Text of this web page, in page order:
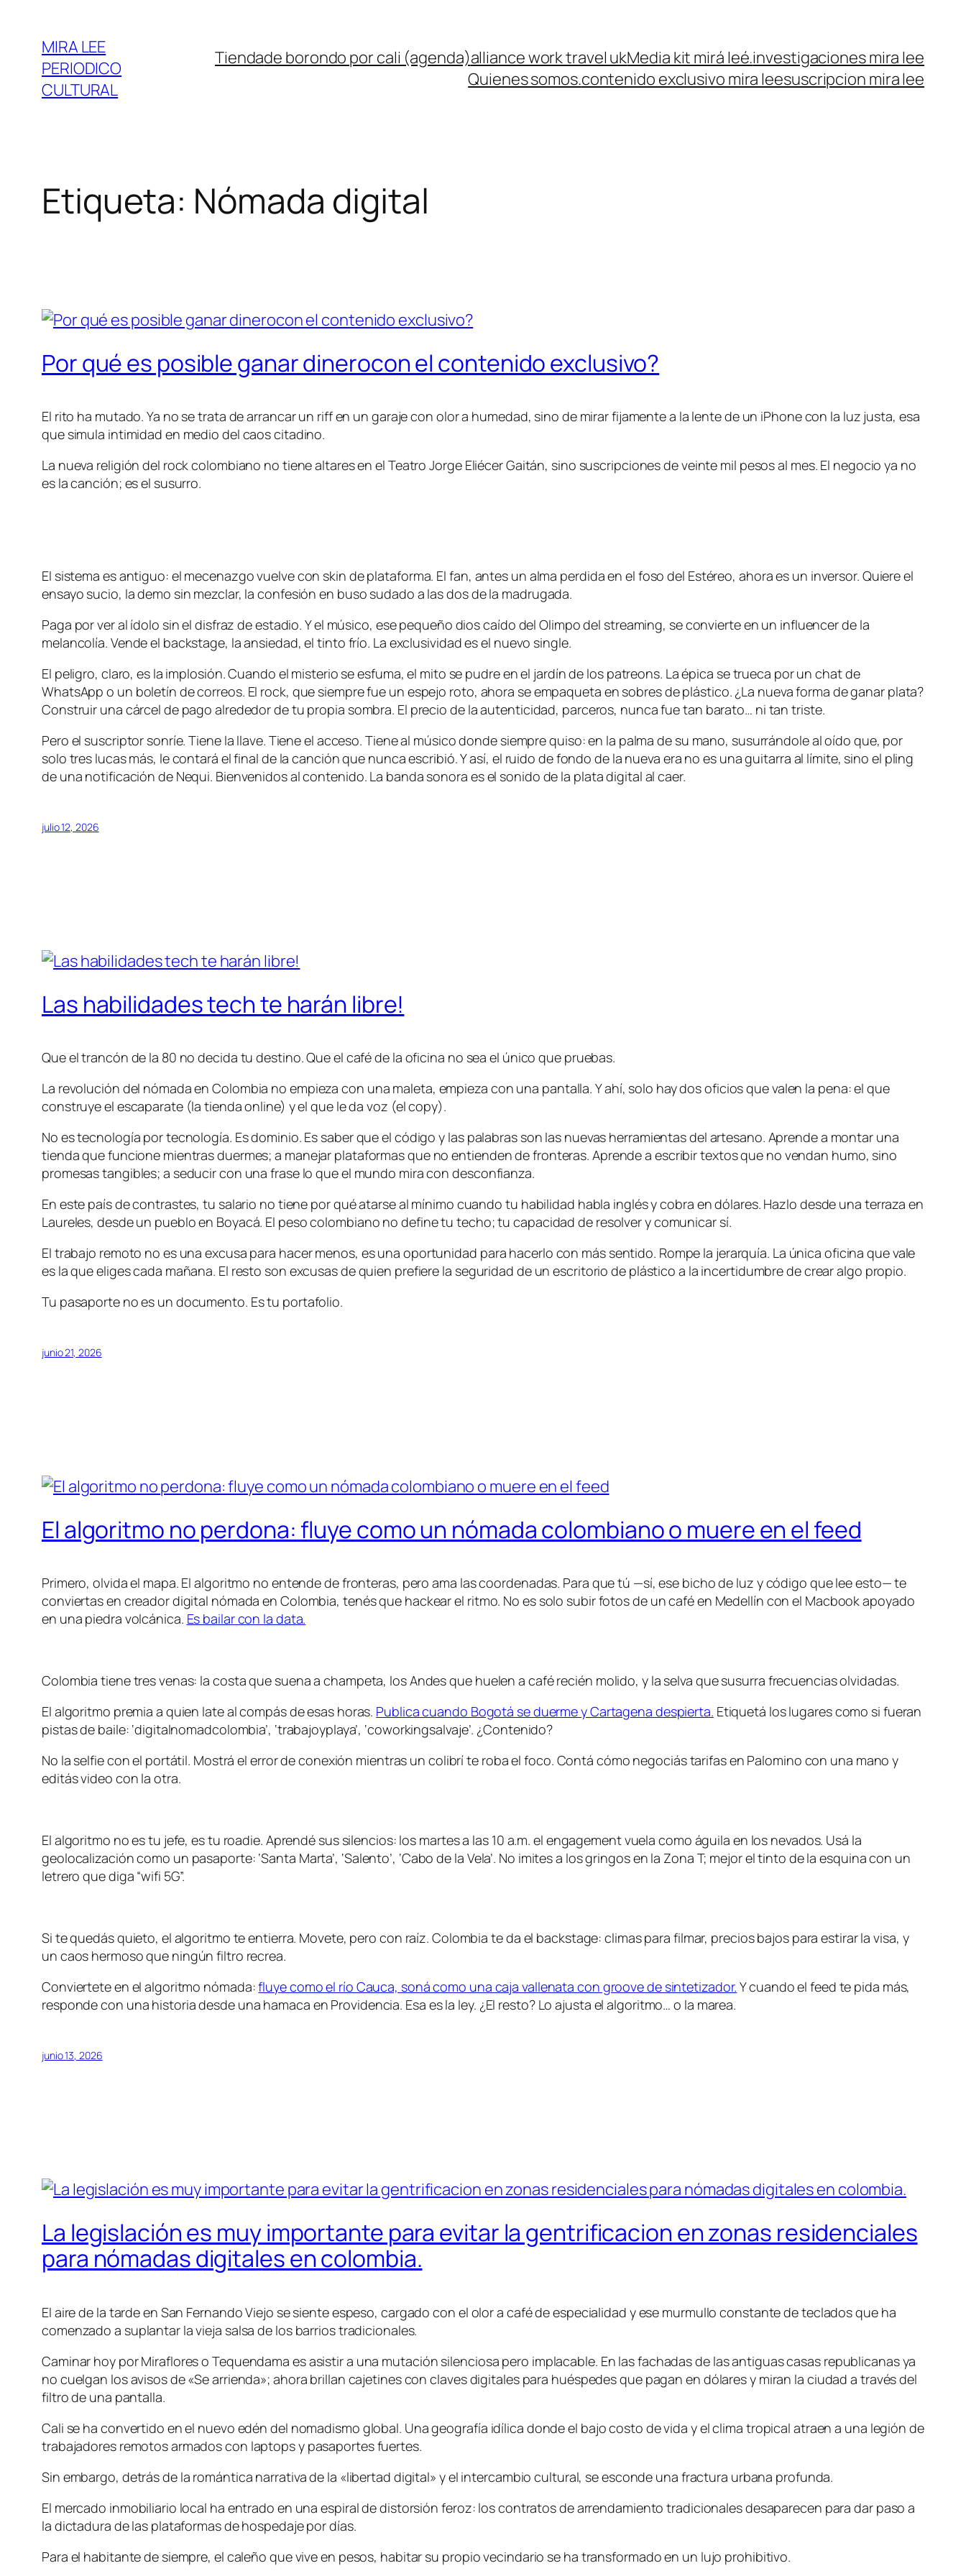
contenido
MIRA LEE
PERIODICO
CULTURAL
Tiendade borondo por cali (agenda)alliance work travel ukMedia kit mirá leé.investigaciones mira lee
Quienes somos.contenido exclusivo mira leesuscripcion mira lee
Etiqueta: Nómada digital
Por qué es posible ganar dinerocon el contenido exclusivo?
El rito ha mutado. Ya no se trata de arrancar un riff en un garaje con olor a humedad, sino de mirar fijamente a la lente de un iPhone con la luz justa, esa
que simula intimidad en medio del caos citadino.
La nueva religión del rock colombiano no tiene altares en el Teatro Jorge Eliécer Gaitán, sino suscripciones de veinte mil pesos al mes. El negocio ya no
es la canción; es el susurro.
El sistema es antiguo: el mecenazgo vuelve con skin de plataforma. El fan, antes un alma perdida en el foso del Estéreo, ahora es un inversor. Quiere el
ensayo sucio, la demo sin mezclar, la confesión en buso sudado a las dos de la madrugada.
Paga por ver al ídolo sin el disfraz de estadio. Y el músico, ese pequeño dios caído del Olimpo del streaming, se convierte en un influencer de la
melancolía. Vende el backstage, la ansiedad, el tinto frío. La exclusividad es el nuevo single.
El peligro, claro, es la implosión. Cuando el misterio se esfuma, el mito se pudre en el jardín de los patreons. La épica se trueca por un chat de
WhatsApp o un boletín de correos. El rock, que siempre fue un espejo roto, ahora se empaqueta en sobres de plástico. ¿La nueva forma de ganar plata?
Construir una cárcel de pago alrededor de tu propia sombra. El precio de la autenticidad, parceros, nunca fue tan barato… ni tan triste.
Pero el suscriptor sonríe. Tiene la llave. Tiene el acceso. Tiene al músico donde siempre quiso: en la palma de su mano, susurrándole al oído que, por
solo tres lucas más, le contará el final de la canción que nunca escribió. Y así, el ruido de fondo de la nueva era no es una guitarra al límite, sino el pling
de una notificación de Nequi. Bienvenidos al contenido. La banda sonora es el sonido de la plata digital al caer.
julio 12, 2026
Las habilidades tech te harán libre!
Que el trancón de la 80 no decida tu destino. Que el café de la oficina no sea el único que pruebas.
La revolución del nómada en Colombia no empieza con una maleta, empieza con una pantalla. Y ahí, solo hay dos oficios que valen la pena: el que
construye el escaparate (la tienda online) y el que le da voz (el copy).
No es tecnología por tecnología. Es dominio. Es saber que el código y las palabras son las nuevas herramientas del artesano. Aprende a montar una
tienda que funcione mientras duermes; a manejar plataformas que no entienden de fronteras. Aprende a escribir textos que no vendan humo, sino
promesas tangibles; a seducir con una frase lo que el mundo mira con desconfianza.
En este país de contrastes, tu salario no tiene por qué atarse al mínimo cuando tu habilidad habla inglés y cobra en dólares. Hazlo desde una terraza en
Laureles, desde un pueblo en Boyacá. El peso colombiano no define tu techo; tu capacidad de resolver y comunicar sí.
El trabajo remoto no es una excusa para hacer menos, es una oportunidad para hacerlo con más sentido. Rompe la jerarquía. La única oficina que vale
es la que eliges cada mañana. El resto son excusas de quien prefiere la seguridad de un escritorio de plástico a la incertidumbre de crear algo propio.
Tu pasaporte no es un documento. Es tu portafolio.
junio 21, 2026
El algoritmo no perdona: fluye como un nómada colombiano o muere en el feed
Primero, olvida el mapa. El algoritmo no entende de fronteras, pero ama las coordenadas. Para que tú —sí, ese bicho de luz y código que lee esto— te
conviertas en creador digital nómada en Colombia, tenés que hackear el ritmo. No es solo subir fotos de un café en Medellín con el Macbook apoyado
en una piedra volcánica. Es bailar con la data.
Colombia tiene tres venas: la costa que suena a champeta, los Andes que huelen a café recién molido, y la selva que susurra frecuencias olvidadas.
El algoritmo premia a quien late al compás de esas horas. Publica cuando Bogotá se duerme y Cartagena despierta. Etiquetá los lugares como si fueran
pistas de baile: ‘digitalnomadcolombia’, ‘trabajoyplaya’, ‘coworkingsalvaje’. ¿Contenido?
No la selfie con el portátil. Mostrá el error de conexión mientras un colibrí te roba el foco. Contá cómo negociás tarifas en Palomino con una mano y
editás video con la otra.
El algoritmo no es tu jefe, es tu roadie. Aprendé sus silencios: los martes a las 10 a.m. el engagement vuela como águila en los nevados. Usá la
geolocalización como un pasaporte: ‘Santa Marta’, ‘Salento’, ‘Cabo de la Vela’. No imites a los gringos en la Zona T; mejor el tinto de la esquina con un
letrero que diga “wifi 5G”.
Si te quedás quieto, el algoritmo te entierra. Movete, pero con raíz. Colombia te da el backstage: climas para filmar, precios bajos para estirar la visa, y
un caos hermoso que ningún filtro recrea.
Conviertete en el algoritmo nómada:fluye como el río Cauca, soná como una caja vallenata con groove de sintetizador. Y cuando el feed te pida más,
responde con una historia desde una hamaca en Providencia. Esa es la ley. ¿El resto? Lo ajusta el algoritmo… o la marea.
junio 13, 2026
La legislación es muy importante para evitar la gentrificacion en zonas residenciales
para nómadas digitales en colombia.
El aire de la tarde en San Fernando Viejo se siente espeso, cargado con el olor a café de especialidad y ese murmullo constante de teclados que ha
comenzado a suplantar la vieja salsa de los barrios tradicionales.
Caminar hoy por Miraflores o Tequendama es asistir a una mutación silenciosa pero implacable. En las fachadas de las antiguas casas republicanas ya
no cuelgan los avisos de «Se arrienda»; ahora brillan cajetines con claves digitales para huéspedes que pagan en dólares y miran la ciudad a través del
filtro de una pantalla.
Cali se ha convertido en el nuevo edén del nomadismo global. Una geografía idílica donde el bajo costo de vida y el clima tropical atraen a una legión de
trabajadores remotos armados con laptops y pasaportes fuertes.
Sin embargo, detrás de la romántica narrativa de la «libertad digital» y el intercambio cultural, se esconde una fractura urbana profunda.
El mercado inmobiliario local ha entrado en una espiral de distorsión feroz: los contratos de arrendamiento tradicionales desaparecen para dar paso a
la dictadura de las plataformas de hospedaje por días.
Para el habitante de siempre, el caleño que vive en pesos, habitar su propio vecindario se ha transformado en un lujo prohibitivo.